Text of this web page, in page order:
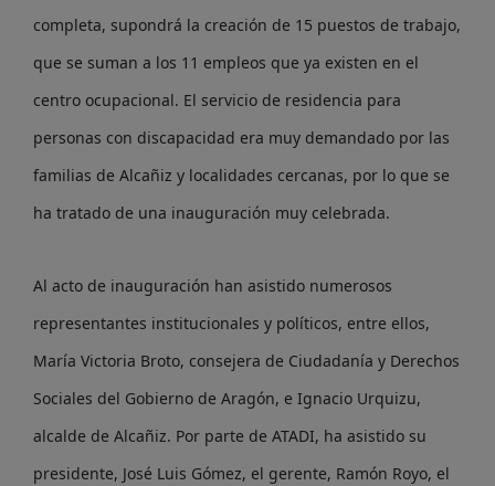
completa, supondrá la creación de 15 puestos de trabajo,
que se suman a los 11 empleos que ya existen en el
centro ocupacional. El servicio de residencia para
personas con discapacidad era muy demandado por las
familias de Alcañiz y localidades cercanas, por lo que se
ha tratado de una inauguración muy celebrada.
Al acto de inauguración han asistido numerosos
representantes institucionales y políticos, entre ellos,
María Victoria Broto, consejera de Ciudadanía y Derechos
Sociales del Gobierno de Aragón, e Ignacio Urquizu,
alcalde de Alcañiz. Por parte de ATADI, ha asistido su
presidente, José Luis Gómez, el gerente, Ramón Royo, el